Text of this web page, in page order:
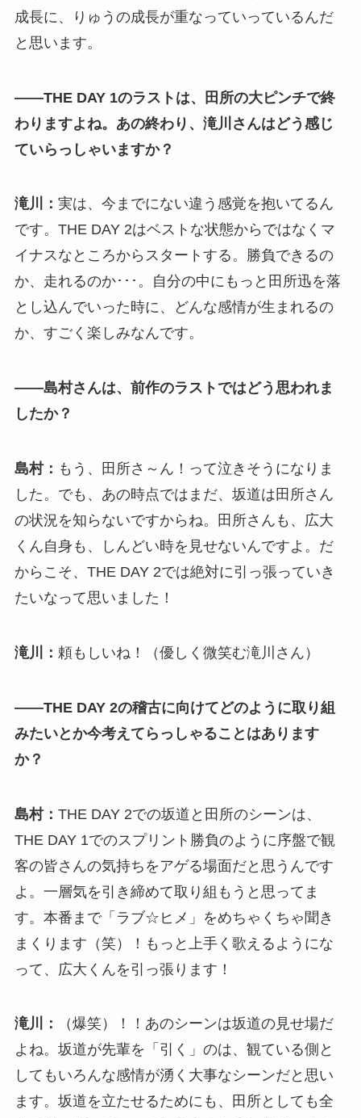
成長に、りゅうの成長が重なっていっているんだ
と思います。
――THE DAY 1のラストは、田所の大ピンチで終
わりますよね。あの終わり、滝川さんはどう感じ
ていらっしゃいますか？
滝川： 実は、今までにない違う感覚を抱いてるん
です。THE DAY 2はベストな状態からではなくマ
イナスなところからスタートする。勝負できるの
か、走れるのか･･･。自分の中にもっと田所迅を落
とし込んでいった時に、どんな感情が生まれるの
か、すごく楽しみなんです。
――島村さんは、前作のラストではどう思われま
したか？
島村： もう、田所さ～ん！って泣きそうになりま
した。でも、あの時点ではまだ、坂道は田所さん
の状況を知らないですからね。田所さんも、広大
くん自身も、しんどい時を見せないんですよ。だ
からこそ、THE DAY 2では絶対に引っ張っていき
たいなって思いました！
滝川： 頼もしいね！（優しく微笑む滝川さん）
――THE DAY 2の稽古に向けてどのように取り組
みたいとか今考えてらっしゃることはあります
か？
島村： THE DAY 2での坂道と田所のシーンは、
THE DAY 1でのスプリント勝負のように序盤で観
客の皆さんの気持ちをアゲる場面だと思うんです
よ。一層気を引き締めて取り組もうと思ってま
す。本番まで「ラブ☆ヒメ」をめちゃくちゃ聞き
まくります（笑）！もっと上手く歌えるようにな
って、広大くんを引っ張ります！
滝川：
（爆笑）！！あのシーンは坂道の見せ場だ
よね。坂道が先輩を「引く」のは、観ている側と
してもいろんな感情が湧く大事なシーンだと思い
ます。坂道を立たせるためにも、田所としても全